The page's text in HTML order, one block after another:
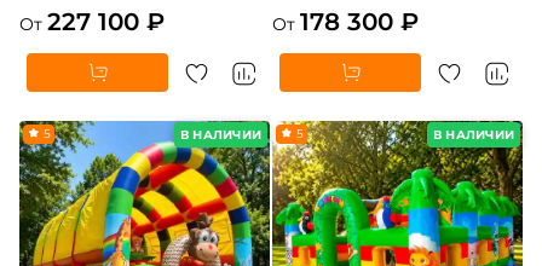
От 227 100 ₽
От 178 300 ₽
В НАЛИЧИИ
5 В НАЛИЧИИ
5